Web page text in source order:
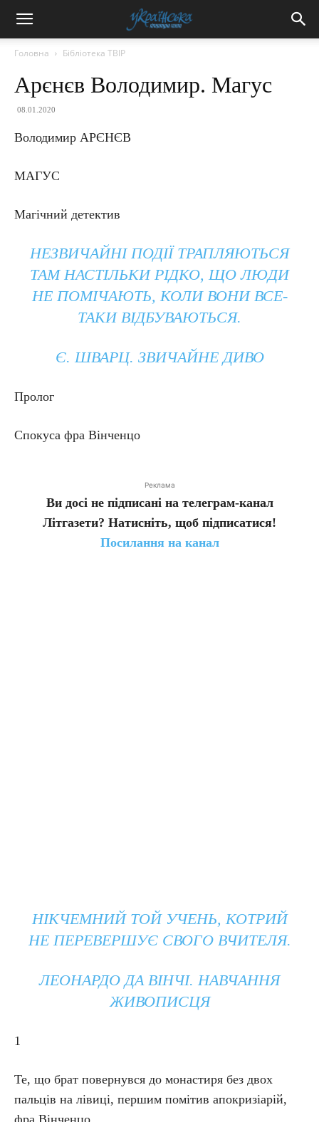
Головна Бібліотека ТВІР
Арєнєв Володимир. Магус
08.01.2020
Володимир АРЄНЄВ
МАГУС
Магічний детектив
НЕЗВИЧАЙНІ ПОДІЇ ТРАПЛЯЮТЬСЯ
ТАМ НАСТІЛЬКИ РІДКО, ЩО ЛЮДИ
НЕ ПОМІЧАЮТЬ, КОЛИ ВОНИ ВСЕ-
ТАКИ ВІДБУВАЮТЬСЯ.
Є. ШВАРЦ. ЗВИЧАЙНЕ ДИВО
Пролог
Спокуса фра Вінченцо
Реклама
Ви досі не підписані на телеграм-канал
Літгазети? Натисніть, щоб підписатися!
Посилання на канал
НІКЧЕМНИЙ ТОЙ УЧЕНЬ, КОТРИЙ
НЕ ПЕРЕВЕРШУЄ СВОГО ВЧИТЕЛЯ.
ЛЕОНАРДО ДА ВІНЧІ. НАВЧАННЯ
ЖИВОПИСЦЯ
1
Те, що брат повернувся до монастиря без двох
пальців на лівиці, першим помітив апокризіарій,
фра Вінченцо.